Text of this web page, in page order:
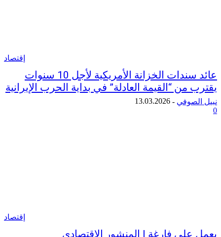
عائد سندات الخزانة الأمريكية لأجل 10 سنوات
من “القيمة العادلة” في بداية الحرب الإيرانية
-
13.03.2026
فارغة | المنشور الاقتصادي